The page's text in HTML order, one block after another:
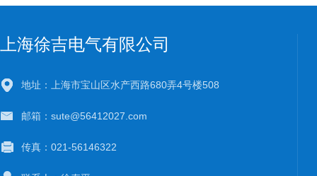
上海徐吉电气有限公司
地址：上海市宝山区水产西路680弄4号楼508
邮箱：sute@56412027.com
传真：021-56146322